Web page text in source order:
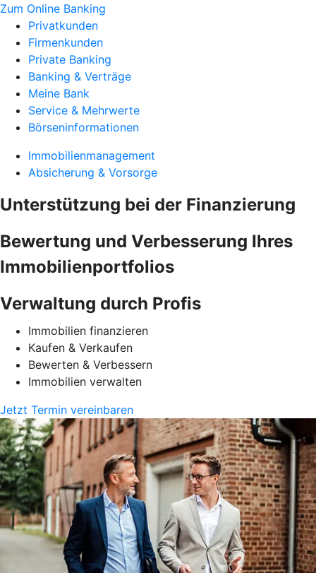
Zum Online Banking
Privatkunden
Firmenkunden
Private Banking
Banking & Verträge
Meine Bank
Service & Mehrwerte
Börseninformationen
Immobilienmanagement
Absicherung & Vorsorge
Unterstützung bei der Finanzierung
Bewertung und Verbesserung Ihres
Immobilienportfolios
Verwaltung durch Profis
Immobilien finanzieren
Kaufen & Verkaufen
Bewerten & Verbessern
Immobilien verwalten
Jetzt Termin vereinbaren